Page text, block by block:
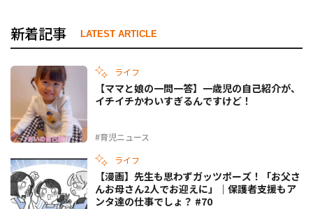
新着記事 LATEST ARTICLE
ライフ
#育児ニュース
【ママと娘の一問一答】一歳児の自己紹介が、
イチイチかわいすぎるんですけど！
ライフ
【漫画】先生も思わずガッツポーズ！「お父さ
んお母さん2人でお迎えに」｜保護者支援もア
ンタ達の仕事でしょ？ #70